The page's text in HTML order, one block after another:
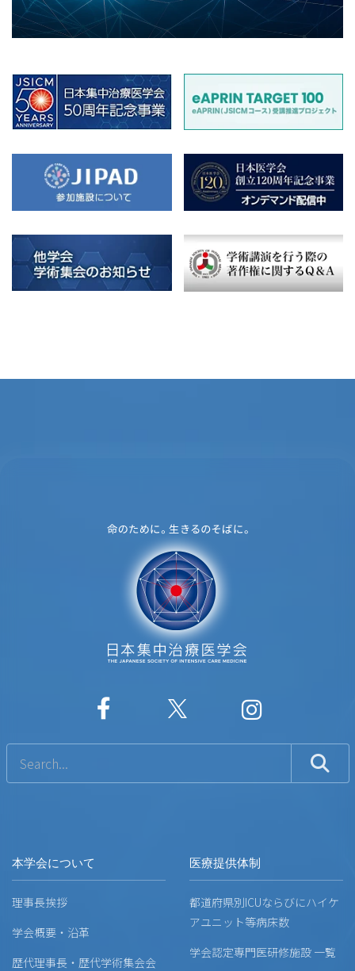
本学会について
理事長挨拶
学会概要・沿革
歴代理事長・歴代学術集会会
医療提供体制
都道府県別ICUならびにハイケ
アユニット等病床数
学会認定専門医研修施設 一覧